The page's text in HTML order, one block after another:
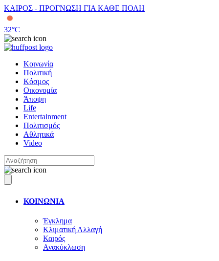
ΚΑΙΡΟΣ - ΠΡΟΓΝΩΣΗ ΓΙΑ ΚΑΘΕ ΠΟΛΗ
32°C
Κοινωνία
Πολιτική
Κόσμος
Οικονομία
Άποψη
Life
Entertainment
Πολιτισμός
Αθλητικά
Video
ΚΟΙΝΩΝΙΑ
Έγκλημα
Κλιματική Αλλαγή
Καιρός
Ανακύκλωση